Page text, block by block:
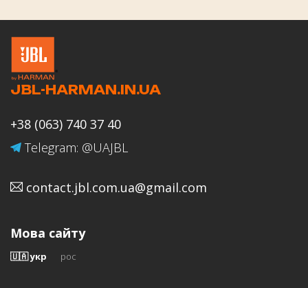
Email
Відгук
JBL-HARMAN.IN.UA
+38 (063) 740 37 40
Telegram: @UAJBL
contact.jbl.com.ua@gmail.com
Мова сайту
🇺🇦 укр рос